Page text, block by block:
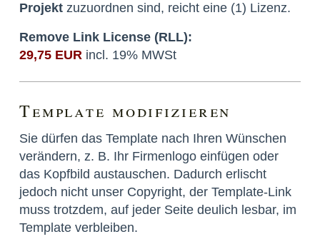
Projekt zuzuordnen sind, reicht eine (1) Lizenz.
Remove Link License (RLL):
29,75 EURincl. 19% MWSt
Template modifizieren
Sie dürfen das Template nach Ihren Wünschen
verändern, z. B. Ihr Firmenlogo einfügen oder
das Kopfbild austauschen. Dadurch erlischt
jedoch nicht unser Copyright, der Template-Link
muss trotzdem, auf jeder Seite deulich lesbar, im
Template verbleiben.